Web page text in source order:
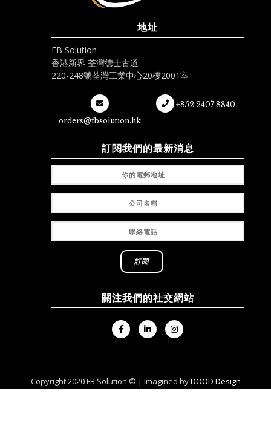
地址
FB Solution-
香港新界 荃灣德士古道
220-248號荃灣工業中心20樓2001室
orders@fbsolution.hk
+852 2407 8840
訂閱我們的最新消息
關注我們的社交網站
Copyright 2020 FB Solution © | Imagined byDOOD Design